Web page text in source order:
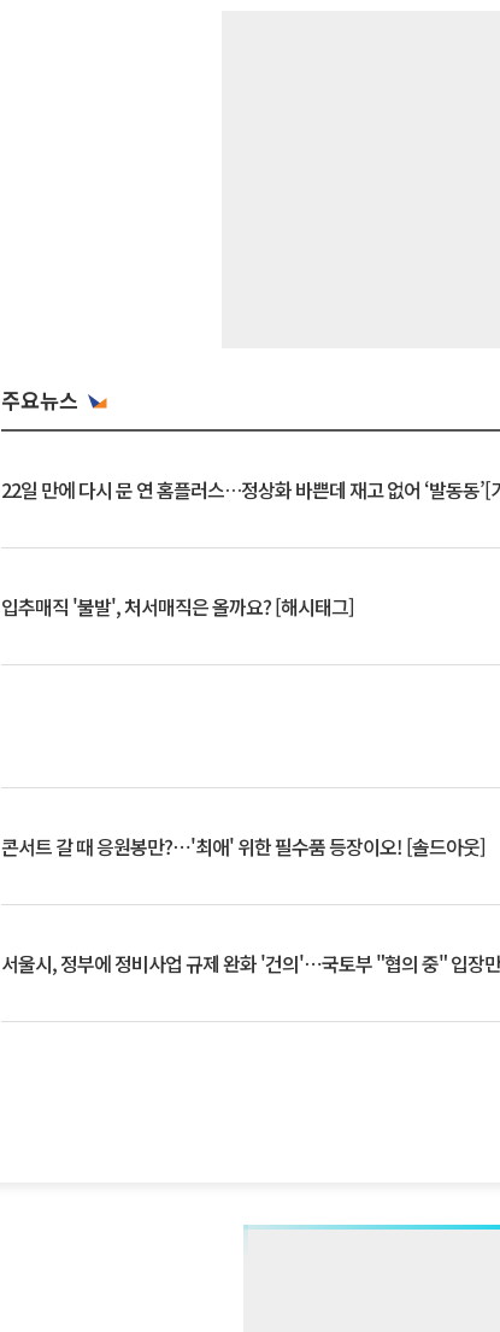
주요뉴스
22일 만에 다시 문 연 홈플러스…정상화 바쁜데 재고 없어 ‘발동동’[
입추매직 '불발', 처서매직은 올까요? [해시태그]
콘서트 갈 때 응원봉만?⋯'최애' 위한 필수품 등장이오! [솔드아웃]
서울시, 정부에 정비사업 규제 완화 '건의'⋯국토부 "협의 중" 입장